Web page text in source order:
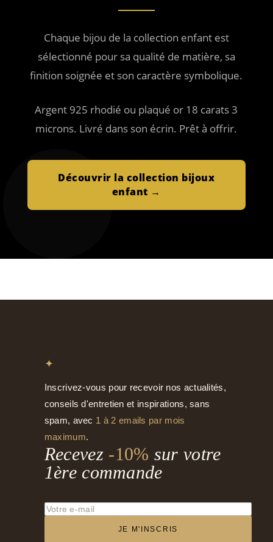
Chaque bijou de la collection enfant est
sélectionné pour sa qualité de matière, sa
finition soignée et son caractère symbolique.
Argent 925 rhodié ou plaqué or 18 carats 3
microns. Livré dans son écrin. Prêt à offrir.
Découvrir la collection bijoux
enfant →
✦
Inscrivez-vous pour recevoir nos actualités,
conseils d'entretien et inspirations, sans
spam, avec 1 à 2 emails par mois
maximum.
Recevez -10% sur votre
1ère commande
JE M'INSCRIS